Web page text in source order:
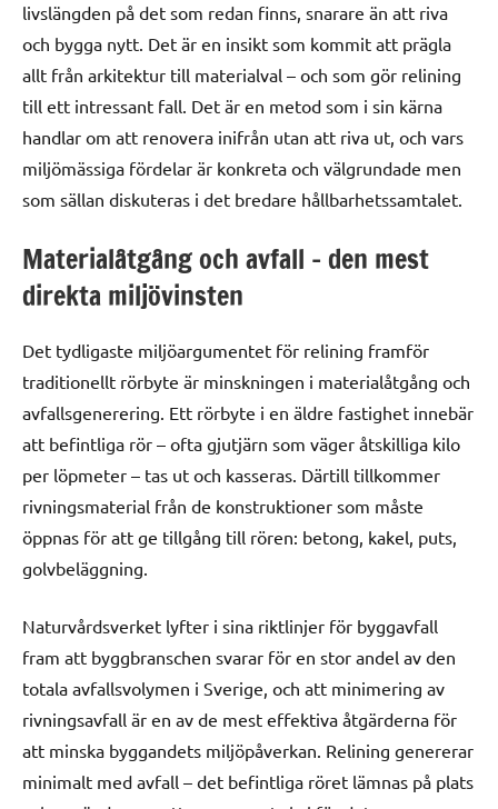
livslängden på det som redan finns, snarare än att riva
och bygga nytt. Det är en insikt som kommit att prägla
allt från arkitektur till materialval – och som gör relining
till ett intressant fall. Det är en metod som i sin kärna
handlar om att renovera inifrån utan att riva ut, och vars
miljömässiga fördelar är konkreta och välgrundade men
som sällan diskuteras i det bredare hållbarhetssamtalet.
Materialåtgång och avfall – den mest
direkta miljövinsten
Det tydligaste miljöargumentet för relining framför
traditionellt rörbyte är minskningen i materialåtgång och
avfallsgenerering. Ett rörbyte i en äldre fastighet innebär
att befintliga rör – ofta gjutjärn som väger åtskilliga kilo
per löpmeter – tas ut och kasseras. Därtill tillkommer
rivningsmaterial från de konstruktioner som måste
öppnas för att ge tillgång till rören: betong, kakel, puts,
golvbeläggning.
Naturvårdsverket lyfter i sina riktlinjer för byggavfall
fram att byggbranschen svarar för en stor andel av den
totala avfallsvolymen i Sverige, och att minimering av
rivningsavfall är en av de mest effektiva åtgärderna för
att minska byggandets miljöpåverkan. Relining genererar
minimalt med avfall – det befintliga röret lämnas på plats